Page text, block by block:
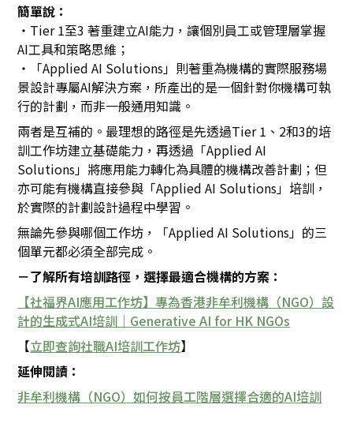
簡單說：
・Tier 1至3 著重建立AI能力，讓個別員工或管理層掌握
AI工具和策略思維；
・「Applied AI Solutions」則著重為機構的實際服務場
景設計專屬AI解決方案，所產出的是一個針對你機構可執
行的計劃，而非一般通用知識。
兩者是互補的。最理想的路徑是先透過Tier 1、2和3的培
訓工作坊建立基礎能力，再透過「Applied AI
Solutions」將應用能力轉化為具體的機構改善計劃；但
亦可能有機構直接參與「Applied AI Solutions」培訓，
於實際的計劃設計過程中學習。
無論先參與哪個工作坊，「Applied AI Solutions」的三
個單元都必須全部完成。
－了解所有培訓路徑，選擇最適合機構的方案：
【社福界AI應用工作坊】專為香港非牟利機構（NGO）設
計的生成式AI培訓｜Generative AI for HK NGOs
【立即查詢社職AI培訓工作坊】
延伸閱讀：
非牟利機構（NGO）如何按員工階層選擇合適的AI培訓